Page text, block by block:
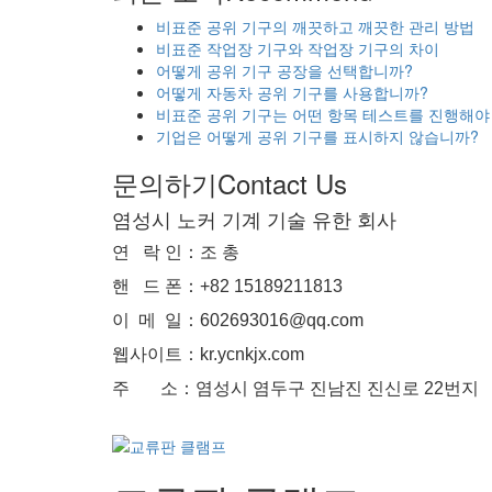
비표준 공위 기구의 깨끗하고 깨끗한 관리 방법
비표준 작업장 기구와 작업장 기구의 차이
어떻게 공위 기구 공장을 선택합니까?
어떻게 자동차 공위 기구를 사용합니까?
비표준 공위 기구는 어떤 항목 테스트를 진행해
기업은 어떻게 공위 기구를 표시하지 않습니까?
문의하기Contact Us
염성시 노커 기계 기술 유한 회사
연 락 인：조 총
핸 드 폰：+82 15189211813
이 메 일：602693016@qq.com
웹사이트：kr.ycnkjx.com
주 소：염성시 염두구 진남진 진신로 22번지